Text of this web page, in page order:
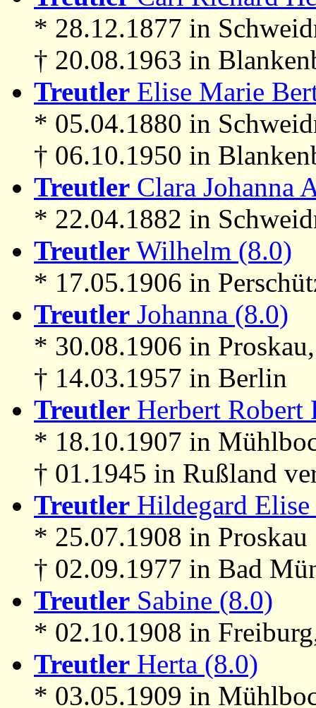
* 28.12.1877 in
† 20.08.1963 in
Treutler Elise Marie
* 05.04.1880 in
† 06.10.1950 in
Treutler Clara Johanna
* 22.04.1882 in
Treutler Wilhelm (8.0)
* 17.05.1906 in
Treutler Johanna (8.0)
* 30.08.1906 in
† 14.03.1957 in Berlin
Treutler Herbert
* 18.10.1907 in
† 01.1945 in Rußland
Treutler Hildegard
* 25.07.1908 in Proskau
† 02.09.1977 in Bad
Treutler Sabine (8.0)
* 02.10.1908 in
Treutler Herta (8.0)
* 03.05.1909 in